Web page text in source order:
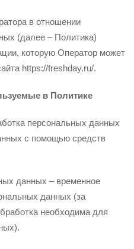
в отношении
(далее – Политика)
которую Оператор может
https://freshday.ru/.
в Политике
персональных данных
с помощью средств
данных – временное
данных (за
необходима для